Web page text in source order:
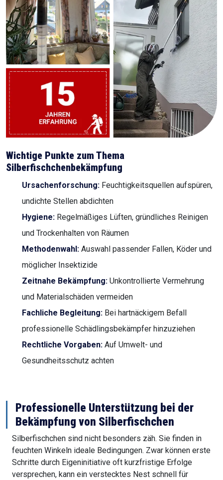
Wichtige Punkte zum Thema
Silberfischchenbekämpfung
Ursachenforschung: Feuchtigkeitsquellen aufspüren,
undichte Stellen abdichten
Hygiene: Regelmäßiges Lüften, gründliches Reinigen
und Trockenhalten von Räumen
Methodenwahl: Auswahl passender Fallen, Köder und
möglicher Insektizide
Zeitnahe Bekämpfung: Unkontrollierte Vermehrung
und Materialschäden vermeiden
Fachliche Begleitung: Bei hartnäckigem Befall
professionelle Schädlingsbekämpfer hinzuziehen
Rechtliche Vorgaben: Auf Umwelt- und
Gesundheitsschutz achten
Professionelle Unterstützung bei der
Bekämpfung von Silberfischchen
Silberfischchen sind nicht besonders zäh. Sie finden in
feuchten Winkeln ideale Bedingungen. Zwar können erste
Schritte durch Eigeninitiative oft kurzfristige Erfolge
versprechen, kann ein verstecktes Nest schnell für